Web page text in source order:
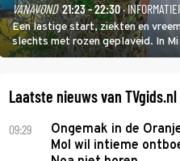
VANAVOND 21:23 - 22:30·
Een lastige start, ziekten en
slechts met rozen geplaveid. In
showbizzkoppel mee uit vissen
Laatste nieuws van TVgids.nl
09:29
Ongemak in de
Mol wil intieme